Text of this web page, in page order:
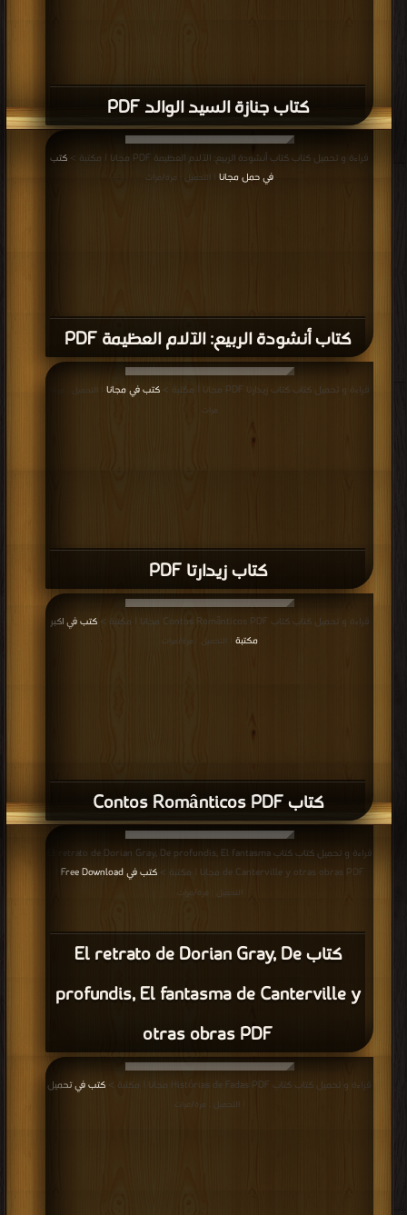
كتاب جنازة السيد الوالد PDF
كتاب أنشودة الربيع: الآلام العظيمة PDF
قراءة و تحميل كتاب كتاب أنشودة الربيع: الآلام العظيمة PDF مجانا | مكتبة >
كتب
في حمل مجانا | التحميل : مرة/مرات
كتاب زيدارتا PDF
قراءة و تحميل كتاب كتاب زيدارتا PDF مجانا | مكتبة > كتب في مجانا | التحميل : مرة/
مرات
كتاب Contos Românticos PDF
قراءة و تحميل كتاب كتاب Contos Românticos PDF مجانا | مكتبة >
كتب في اكبر
مكتبة
| التحميل : مرة/مرات
كتاب El retrato de Dorian Gray, De
profundis, El fantasma de Canterville y
otras obras PDF
قراءة و تحميل كتاب كتاب El retrato de Dorian Gray, De profundis, El fantasma
de Canterville y otras obras PDF مجانا | مكتبة >
كتب في Free Download
التحميل : مرة/مرات
قراءة و تحميل كتاب كتاب Histórias de Fadas PDF مجانا | مكتبة > كتب في تحميل
| التحميل : مرة/مرات